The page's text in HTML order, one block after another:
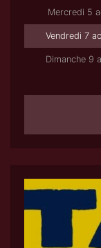
Mercredi 5
Vendredi 7
Dimanche 9